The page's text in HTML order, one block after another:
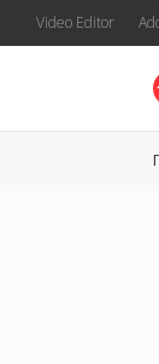
Video Editor